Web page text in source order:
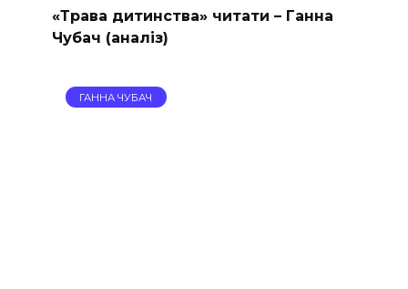
«Трава дитинства» читати – Ганна
Чубач (аналіз)
ГАННА ЧУБАЧ